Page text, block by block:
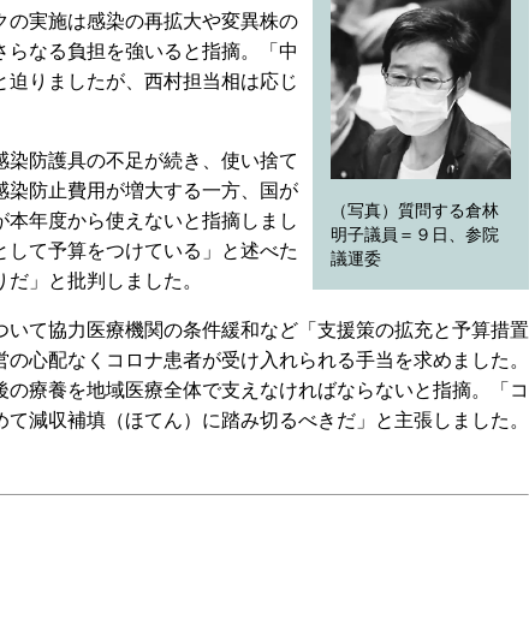
（写真）質問する倉林
明子議員＝９日、参院
議運委
実施は感染の再拡大や変異株の
なる負担を強いると指摘。「中
りましたが、西村担当相は応じ
防護具の不足が続き、使い捨て
染防止費用が増大する一方、国が
年度から使えないと指摘しまし
て予算をつけている」と述べた
」と批判しました。
て協力医療機関の条件緩和など「支援策の拡充と予算措置
心配なくコロナ患者が受け入れられる手当を求めました。
療養を地域医療全体で支えなければならないと指摘。「コ
減収補填（ほてん）に踏み切るべきだ」と主張しました。